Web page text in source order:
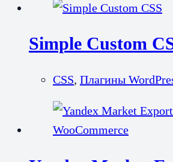
Simple Custom
CSS, Плагины